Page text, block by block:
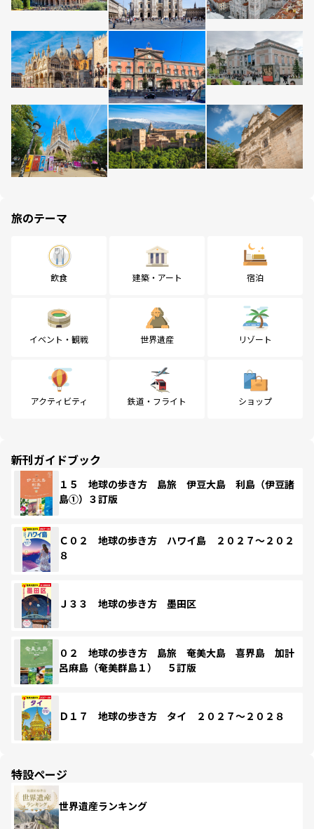
旅のテーマ
飲食 建築・アート 宿泊
イベント・観戦 世界遺産 リゾート
アクティビティ 鉄道・フライト ショップ
新刊ガイドブック
１５ 地球の歩き方 島旅 伊豆大島 利島（伊豆諸
島①）３訂版
Ｃ０２ 地球の歩き方 ハワイ島 ２０２７～２０２
８
Ｊ３３ 地球の歩き方 墨田区
０２ 地球の歩き方 島旅 奄美大島 喜界島 加計
呂麻島（奄美群島１） ５訂版
Ｄ１７ 地球の歩き方 タイ ２０２７～２０２８
特設ページ
世界遺産ランキング